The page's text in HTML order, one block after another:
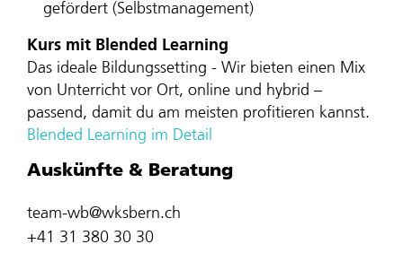
gefördert (Selbstmanagement)
Kurs mit Blended Learning
Das ideale Bildungssetting - Wir bieten einen Mix
von Unterricht vor Ort, online und hybrid –
passend, damit du am meisten profitieren kannst.
Blended Learning im Detail
Auskünfte & Beratung
team-wb@wksbern.ch
+41 31 380 30 30